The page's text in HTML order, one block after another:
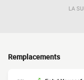
LA
Remplacements